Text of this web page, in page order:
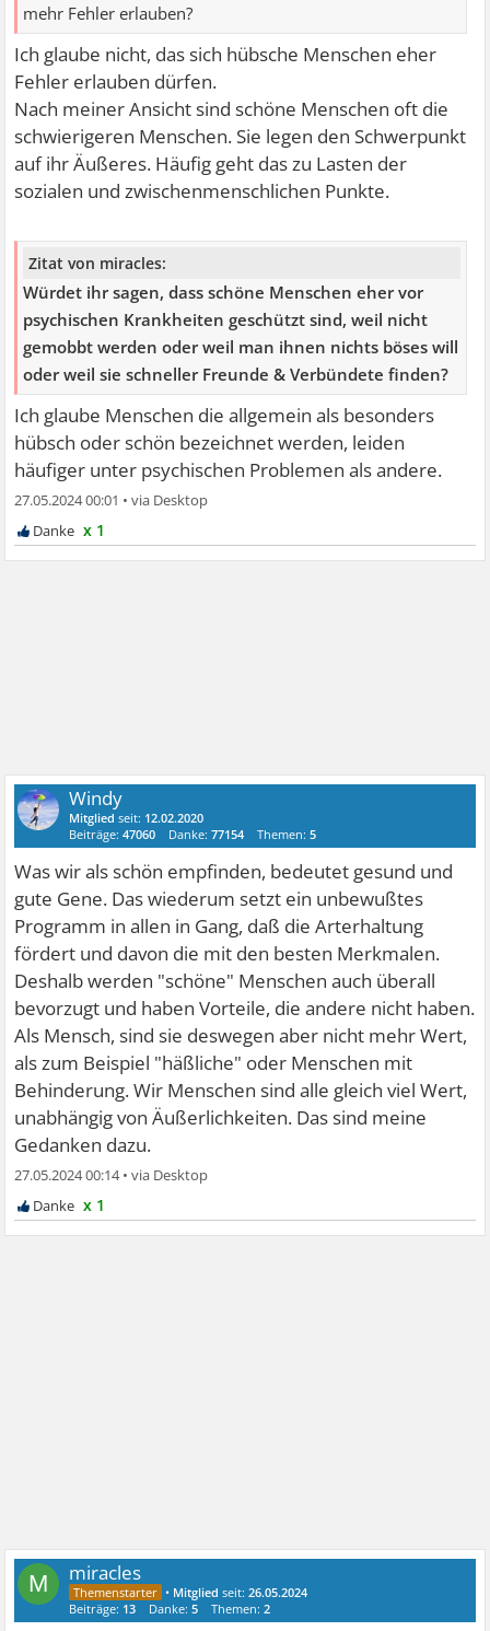
mehr Fehler erlauben?
Ich glaube nicht, das sich hübsche Menschen eher
Fehler erlauben dürfen.
Nach meiner Ansicht sind schöne Menschen oft die
schwierigeren Menschen. Sie legen den Schwerpunkt
auf ihr Äußeres. Häufig geht das zu Lasten der
sozialen und zwischenmenschlichen Punkte.
Zitat von miracles:
Würdet ihr sagen, dass schöne Menschen eher vor
psychischen Krankheiten geschützt sind, weil nicht
gemobbt werden oder weil man ihnen nichts böses will
oder weil sie schneller Freunde & Verbündete finden?
Ich glaube Menschen die allgemein als besonders
hübsch oder schön bezeichnet werden, leiden
häufiger unter psychischen Problemen als andere.
27.05.2024 00:01 •
x 1
Windy
Mitglied seit: 12.02.2020
Beiträge:47060 Danke:77154 Themen:5
Was wir als schön empfinden, bedeutet gesund und
gute Gene. Das wiederum setzt ein unbewußtes
Programm in allen in Gang, daß die Arterhaltung
fördert und davon die mit den besten Merkmalen.
Deshalb werden "schöne" Menschen auch überall
bevorzugt und haben Vorteile, die andere nicht haben.
Als Mensch, sind sie deswegen aber nicht mehr Wert,
als zum Beispiel "häßliche" oder Menschen mit
Behinderung. Wir Menschen sind alle gleich viel Wert,
unabhängig von Äußerlichkeiten. Das sind meine
Gedanken dazu.
27.05.2024 00:14•
x 1
M miracles
• Mitglied seit:26.05.2024
Beiträge: 13 Danke:5 Themen:2